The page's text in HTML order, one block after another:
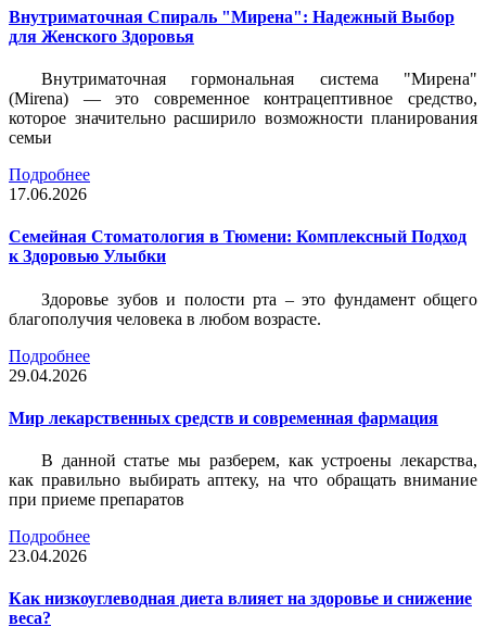
Внутриматочная Спираль "Мирена": Надежный Выбор
для Женского Здоровья
Внутриматочная гормональная система "Мирена"
(Mirena) — это современное контрацептивное средство,
которое значительно расширило возможности планирования
семьи
Подробнее
17.06.2026
Семейная Стоматология в Тюмени: Комплексный Подход
к Здоровью Улыбки
Здоровье зубов и полости рта – это фундамент общего
благополучия человека в любом возрасте.
Подробнее
29.04.2026
Мир лекарственных средств и современная фармация
В данной статье мы разберем, как устроены лекарства,
как правильно выбирать аптеку, на что обращать внимание
при приеме препаратов
Подробнее
23.04.2026
Как низкоуглеводная диета влияет на здоровье и снижение
веса?